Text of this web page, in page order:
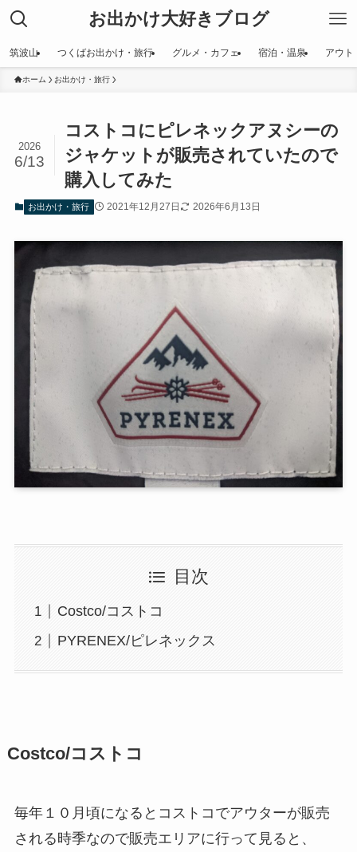
お出かけ大好きブログ
筑波山 つくばお出かけ・旅行 グルメ・カフェ 宿泊・温泉 アウト
ホーム お出かけ・旅行
コストコにピレネックアヌシーの
ジャケットが販売されていたので
購入してみた
2026
6/13
お出かけ・旅行 2021年12月27日 2026年6月13日
目次
Costco/コストコ
PYRENEX/ピレネックス
Costco/コストコ
毎年１０月頃になるとコストコでアウターが販売
される時季なので販売エリアに行って見ると、